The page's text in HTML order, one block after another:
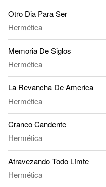
Otro Dia Para Ser
Hermética
Memoria De Siglos
Hermética
La Revancha De America
Hermética
Craneo Candente
Hermética
Atravezando Todo Límte
Hermética